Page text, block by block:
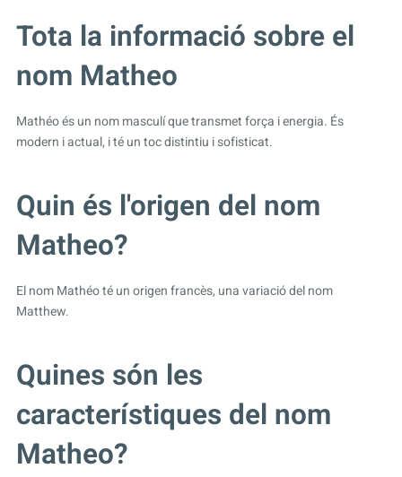
Tota la informació sobre el
nom Matheo
Mathéo és un nom masculí que transmet força i energia. És
modern i actual, i té un toc distintiu i sofisticat.
Quin és l'origen del nom
Matheo?
El nom Mathéo té un origen francès, una variació del nom
Matthew.
Quines són les
característiques del nom
Matheo?